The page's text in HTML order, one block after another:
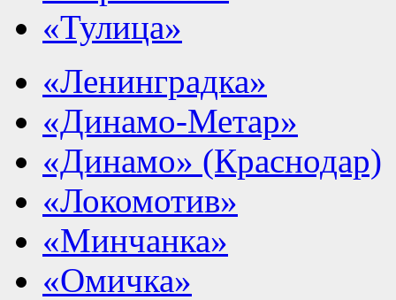
«Тулица»
«Ленинградка»
«Динамо-Метар»
«Динамо» (Краснодар)
«Локомотив»
«Минчанка»
«Омичка»